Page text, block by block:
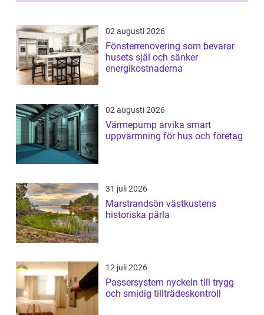
02 augusti 2026
Fönsterrenovering som bevarar
husets själ och sänker
energikostnaderna
02 augusti 2026
Värmepump arvika smart
uppvärmning för hus och företag
31 juli 2026
Marstrandsön västkustens
historiska pärla
12 juli 2026
Passersystem nyckeln till trygg
och smidig tillträdeskontroll